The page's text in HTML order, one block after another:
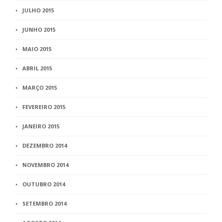
JULHO 2015
JUNHO 2015
MAIO 2015
ABRIL 2015
MARÇO 2015
FEVEREIRO 2015
JANEIRO 2015
DEZEMBRO 2014
NOVEMBRO 2014
OUTUBRO 2014
SETEMBRO 2014